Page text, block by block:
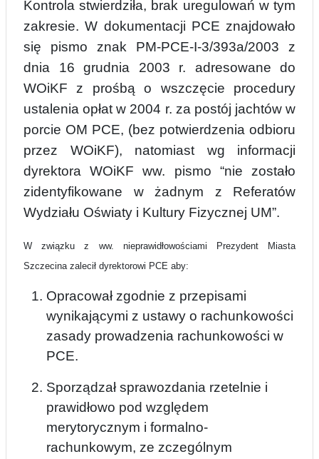
Kontrola stwierdziła, brak uregulowań w tym
zakresie. W dokumentacji PCE znajdowało
się pismo znak PM-PCE-I-3/393a/2003 z
dnia 16 grudnia 2003 r. adresowane do
WOiKF z prośbą o wszczęcie procedury
ustalenia opłat w 2004 r. za postój jachtów w
porcie OM PCE, (bez potwierdzenia odbioru
przez WOiKF), natomiast wg informacji
dyrektora WOiKF ww. pismo “nie zostało
zidentyfikowane w żadnym z Referatów
Wydziału Oświaty i Kultury Fizycznej UM”.
W związku z ww. nieprawidłowościami Prezydent Miasta
Szczecina zalecił dyrektorowi PCE aby:
Opracował zgodnie z przepisami
wynikającymi z ustawy o rachunkowości
zasady prowadzenia rachunkowości w
PCE.
Sporządzał sprawozdania rzetelnie i
prawidłowo pod względem
merytorycznym i formalno-
rachunkowym, ze zczególnym